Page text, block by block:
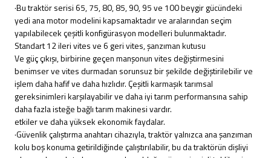
·Bu traktör serisi 65, 75, 80, 85, 90, 95 ve 100 beygir gücündeki
yedi ana motor modelini kapsamaktadır ve aralarından seçim
yapılabilecek çeşitli konfigürasyon modelleri bulunmaktadır.
Standart 12 ileri vites ve 6 geri vites, şanzıman kutusu
Ve güç çıkışı, birbirine geçen manşonun vites değiştirmesini
benimser ve vites durmadan sorunsuz bir şekilde değiştirilebilir ve
işlem daha hafif ve daha hızlıdır. Çeşitli karmaşık tarımsal
gereksinimleri karşılayabilir ve daha iyi tarım performansına sahip
daha fazla isteğe bağlı tarım makinesi vardır.
etkiler ve daha yüksek ekonomik faydalar.
·Güvenlik çalıştırma anahtarı cihazıyla, traktör yalnızca ana şanzıman
kolu boş konuma getirildiğinde çalıştırılabilir, bu da traktörün dişliyi